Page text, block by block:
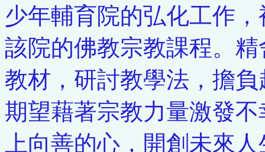
少年輔育院的弘化工作
該院的佛教宗教課程。
教材，研討教學法，擔
期望藉著宗教力量激發
上向善的心，開創未來